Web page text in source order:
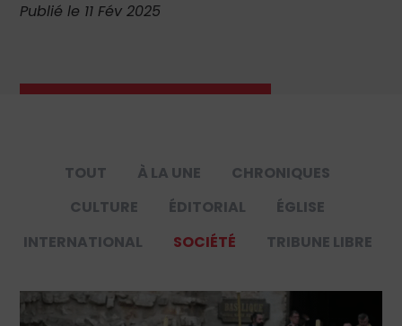
Publié le 11 Fév 2025
TOUT À LA UNE
CHRONIQUES
CULTURE
ÉDITORIAL
ÉGLISE
INTERNATIONAL
SOCIÉTÉ TRIBUNE LIBRE